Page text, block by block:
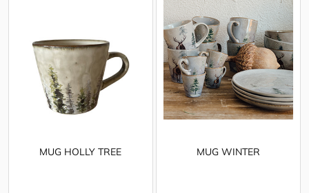
MUG HOLLY TREE MUG WINTER